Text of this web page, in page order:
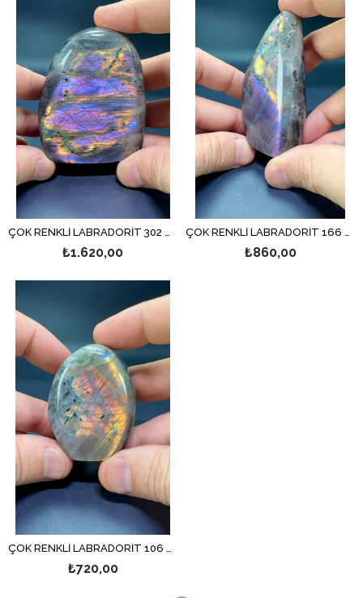
ÇOK RENKLİ LABRADORİT 302 GR.
₺1.620,00
ÇOK RENKLİ LABRADORİT 166 GR.
₺860,00
₺720,00